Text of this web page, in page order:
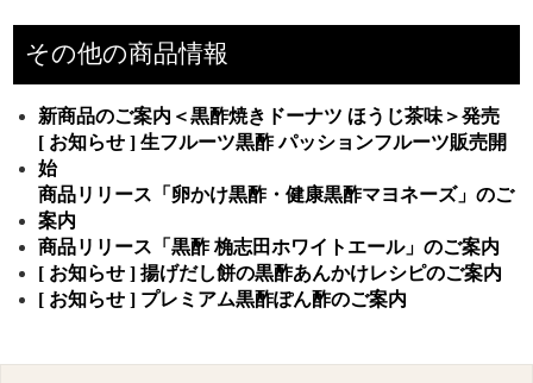
その他の商品情報
新商品のご案内＜黒酢焼きドーナツ ほうじ茶味＞発売
[ お知らせ ] 生フルーツ黒酢 パッションフルーツ販売開
始
商品リリース「卵かけ黒酢・健康黒酢マヨネーズ」のご
案内
商品リリース「黒酢 桷志田ホワイトエール」のご案内
[ お知らせ ] 揚げだし餅の黒酢あんかけレシピのご案内
[ お知らせ ] プレミアム黒酢ぽん酢のご案内